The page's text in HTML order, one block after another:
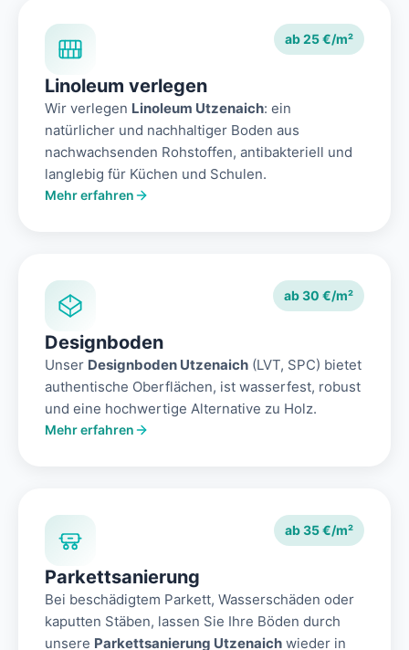
ab 25 €/m²
Linoleum verlegen
Wir verlegen Linoleum Utzenaich: ein
natürlicher und nachhaltiger Boden aus
nachwachsenden Rohstoffen, antibakteriell und
langlebig für Küchen und Schulen.
Mehr erfahren
ab 30 €/m²
Designboden
Unser Designboden Utzenaich (LVT, SPC) bietet
authentische Oberflächen, ist wasserfest, robust
und eine hochwertige Alternative zu Holz.
Mehr erfahren
ab 35 €/m²
Parkettsanierung
Bei beschädigtem Parkett, Wasserschäden oder
kaputten Stäben, lassen Sie Ihre Böden durch
unsere Parkettsanierung Utzenaich wieder in